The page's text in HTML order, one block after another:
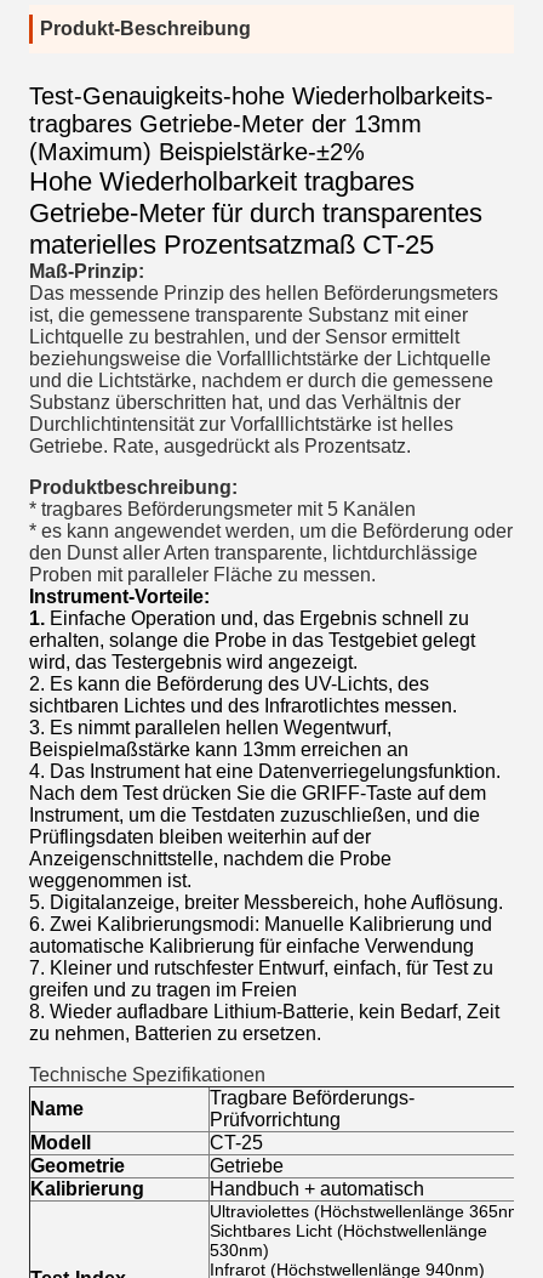
Produkt-Beschreibung
Test-Genauigkeits-hohe Wiederholbarkeits-
tragbares Getriebe-Meter der 13mm
(Maximum) Beispielstärke-±2%
Hohe Wiederholbarkeit tragbares
Getriebe-Meter für durch transparentes
materielles Prozentsatzmaß CT-25
Maß-Prinzip:
Das messende Prinzip des hellen Beförderungsmeters
ist, die gemessene transparente Substanz mit einer
Lichtquelle zu bestrahlen, und der Sensor ermittelt
beziehungsweise die Vorfalllichtstärke der Lichtquelle
und die Lichtstärke, nachdem er durch die gemessene
Substanz überschritten hat, und das Verhältnis der
Durchlichtintensität zur Vorfalllichtstärke ist helles
Getriebe. Rate, ausgedrückt als Prozentsatz.
Produktbeschreibung:
* tragbares Beförderungsmeter mit 5 Kanälen
* es kann angewendet werden, um die Beförderung oder
den Dunst aller Arten transparente, lichtdurchlässige
Proben mit paralleler Fläche zu messen.
Instrument-Vorteile:
1. Einfache Operation und, das Ergebnis schnell zu
erhalten, solange die Probe in das Testgebiet gelegt
wird, das Testergebnis wird angezeigt.
2. Es kann die Beförderung des UV-Lichts, des
sichtbaren Lichtes und des Infrarotlichtes messen.
3. Es nimmt parallelen hellen Wegentwurf,
Beispielmaßstärke kann 13mm erreichen an
4. Das Instrument hat eine Datenverriegelungsfunktion.
Nach dem Test drücken Sie die GRIFF-Taste auf dem
Instrument, um die Testdaten zuzuschließen, und die
Prüflingsdaten bleiben weiterhin auf der
Anzeigenschnittstelle, nachdem die Probe
weggenommen ist.
5. Digitalanzeige, breiter Messbereich, hohe Auflösung.
6. Zwei Kalibrierungsmodi: Manuelle Kalibrierung und
automatische Kalibrierung für einfache Verwendung
7. Kleiner und rutschfester Entwurf, einfach, für Test zu
greifen und zu tragen im Freien
8. Wieder aufladbare Lithium-Batterie, kein Bedarf, Zeit
zu nehmen, Batterien zu ersetzen.
Technische Spezifikationen
Name
Tragbare Beförderungs-
Prüfvorrichtung
Modell
CT-25
Geometrie
Getriebe
Kalibrierung
Handbuch + automatisch
Ultraviolettes (Höchstwellenlänge 365nm)
Sichtbares Licht (Höchstwellenlänge
530nm)
Infrarot (Höchstwellenlänge 940nm)